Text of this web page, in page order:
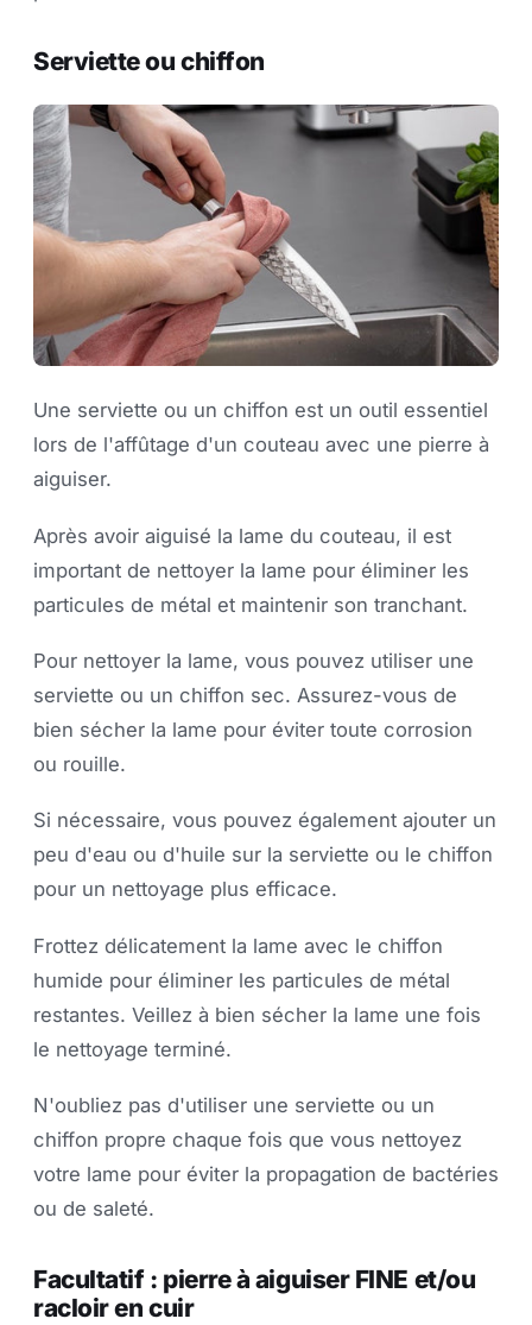
Serviette ou chiffon
Une serviette ou un chiffon est un outil essentiel
lors de l'affûtage d'un couteau avec une pierre à
aiguiser.
Après avoir aiguisé la lame du couteau, il est
important de nettoyer la lame pour éliminer les
particules de métal et maintenir son tranchant.
Pour nettoyer la lame, vous pouvez utiliser une
serviette ou un chiffon sec. Assurez-vous de
bien sécher la lame pour éviter toute corrosion
ou rouille.
Si nécessaire, vous pouvez également ajouter un
peu d'eau ou d'huile sur la serviette ou le chiffon
pour un nettoyage plus efficace.
Frottez délicatement la lame avec le chiffon
humide pour éliminer les particules de métal
restantes. Veillez à bien sécher la lame une fois
le nettoyage terminé.
N'oubliez pas d'utiliser une serviette ou un
chiffon propre chaque fois que vous nettoyez
votre lame pour éviter la propagation de bactéries
ou de saleté.
Facultatif : pierre à aiguiser FINE et/ou
racloir en cuir